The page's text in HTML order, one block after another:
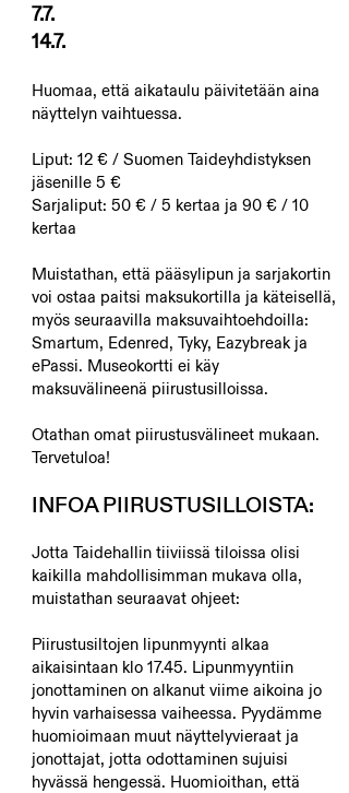
7.7.
14.7.
Huomaa, että aikataulu päivitetään aina
näyttelyn vaihtuessa.
Liput: 12 € / Suomen Taideyhdistyksen
jäsenille 5 €
Sarjaliput: 50 € / 5 kertaa ja 90 € / 10
kertaa
Muistathan, että pääsylipun ja sarjakortin
voi ostaa paitsi maksukortilla ja käteisellä,
myös seuraavilla maksuvaihtoehdoilla:
Smartum, Edenred, Tyky, Eazybreak ja
ePassi. Museokortti ei käy
maksuvälineenä piirustusilloissa.
Otathan omat piirustusvälineet mukaan.
Tervetuloa!
INFOA PIIRUSTUSILLOISTA:
Jotta Taidehallin tiiviissä tiloissa olisi
kaikilla mahdollisimman mukava olla,
muistathan seuraavat ohjeet:
Piirustusiltojen lipunmyynti alkaa
aikaisintaan klo 17.45. Lipunmyyntiin
jonottaminen on alkanut viime aikoina jo
hyvin varhaisessa vaiheessa. Pyydämme
huomioimaan muut näyttelyvieraat ja
jonottajat, jotta odottaminen sujuisi
hyvässä hengessä. Huomioithan, että